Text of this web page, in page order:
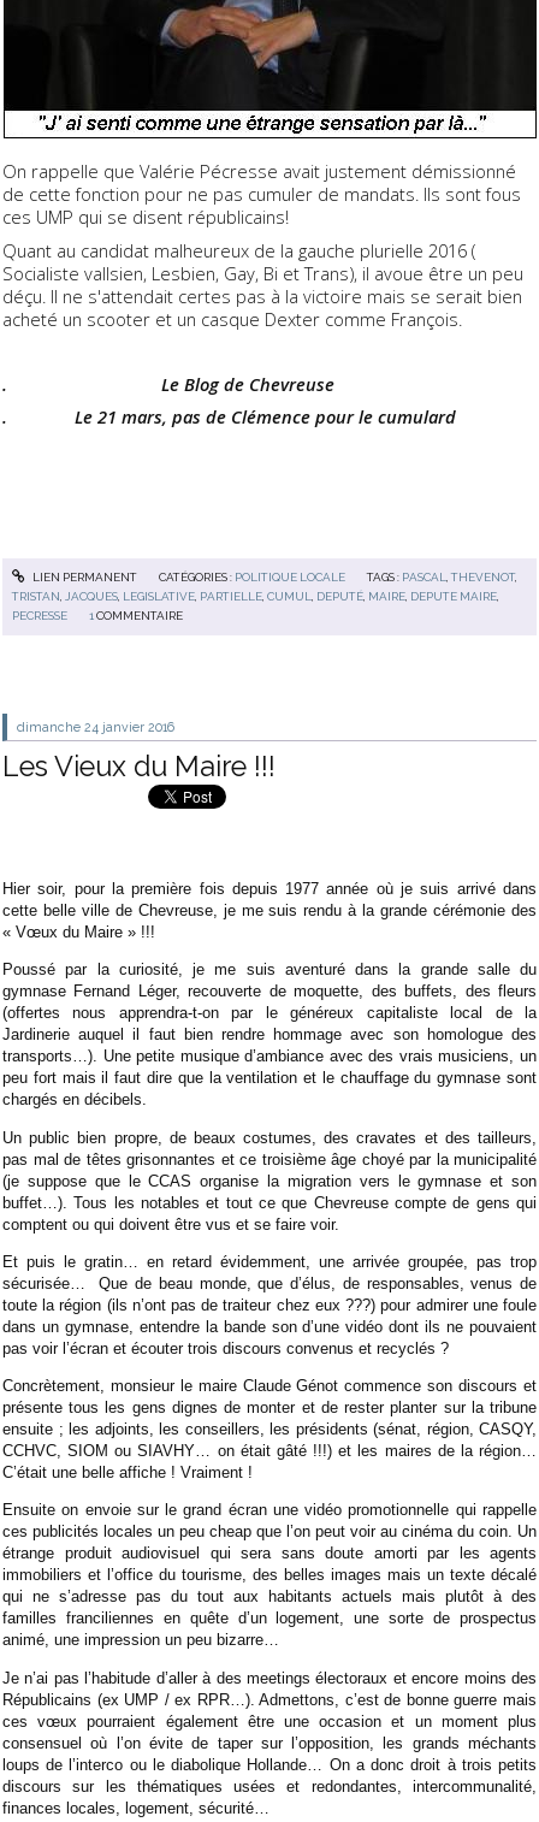
On rappelle que Valérie Pécresse avait justement démissionné
de cette fonction pour ne pas cumuler de mandats. Ils sont fous
ces UMP qui se disent républicains!
Quant au candidat malheureux de la gauche plurielle 2016 (
Socialiste vallsien, Lesbien, Gay, Bi et Trans), il avoue être un peu
déçu. Il ne s'attendait certes pas à la victoire mais se serait bien
acheté un scooter et un casque Dexter comme François.
. Le Blog de Chevreuse
. Le 21 mars, pas de Clémence pour le cumulard
LIEN PERMANENT CATÉGORIES : POLITIQUE LOCALE TAGS : PASCAL ,THEVENOT,
TRISTAN
JACQUES LEGISLATIVE PARTIELLE ,CUMUL DEPUTÉ MAIRE DEPUTE MAIRE
PECRESSE
1 COMMENTAIRE
dimanche 24 janvier 2016
Les Vieux du Maire !!!
Hier soir, pour la première fois depuis 1977 année où je suis arrivé dans
cette belle ville de Chevreuse, je me suis rendu à la grande cérémonie des
« Vœux du Maire » !!!
Poussé par la curiosité, je me suis aventuré dans la grande salle du
gymnase Fernand Léger, recouverte de moquette, des buffets, des fleurs
(offertes nous apprendra-t-on par le généreux capitaliste local de la
Jardinerie auquel il faut bien rendre hommage avec son homologue des
transports…). Une petite musique d’ambiance avec des vrais musiciens, un
peu fort mais il faut dire que la ventilation et le chauffage du gymnase sont
chargés en décibels.
Un public bien propre, de beaux costumes, des cravates et des tailleurs,
pas mal de têtes grisonnantes et ce troisième âge choyé par la municipalité
(je suppose que le CCAS organise la migration vers le gymnase et son
buffet…). Tous les notables et tout ce que Chevreuse compte de gens qui
comptent ou qui doivent être vus et se faire voir.
Et puis le gratin… en retard évidemment, une arrivée groupée, pas trop
sécurisée… Que de beau monde, que d’élus, de responsables, venus de
toute la région (ils n’ont pas de traiteur chez eux ???) pour admirer une foule
dans un gymnase, entendre la bande son d’une vidéo dont ils ne pouvaient
pas voir l’écran et écouter trois discours convenus et recyclés ?
Concrètement, monsieur le maire Claude Génot commence son discours et
présente tous les gens dignes de monter et de rester planter sur la tribune
ensuite ; les adjoints, les conseillers, les présidents (sénat, région, CASQY,
CCHVC, SIOM ou SIAVHY… on était gâté !!!) et les maires de la région…
C’était une belle affiche ! Vraiment !
Ensuite on envoie sur le grand écran une vidéo promotionnelle qui rappelle
ces publicités locales un peu cheap que l’on peut voir au cinéma du coin. Un
étrange produit audiovisuel qui sera sans doute amorti par les agents
immobiliers et l’office du tourisme, des belles images mais un texte décalé
qui ne s’adresse pas du tout aux habitants actuels mais plutôt à des
familles franciliennes en quête d’un logement, une sorte de prospectus
animé, une impression un peu bizarre…
Je n’ai pas l’habitude d’aller à des meetings électoraux et encore moins des
Républicains (ex UMP / ex RPR…). Admettons, c’est de bonne guerre mais
ces vœux pourraient également être une occasion et un moment plus
consensuel où l’on évite de taper sur l’opposition, les grands méchants
loups de l’interco ou le diabolique Hollande… On a donc droit à trois petits
discours sur les thématiques usées et redondantes, intercommunalité,
finances locales, logement, sécurité…